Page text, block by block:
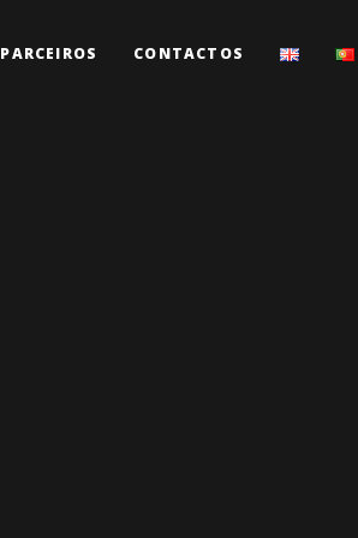
PARCEIROS CONTACTOS